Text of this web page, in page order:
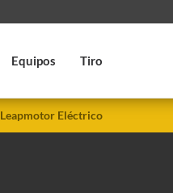
Equipos Tiro
Leapmotor Eléctrico